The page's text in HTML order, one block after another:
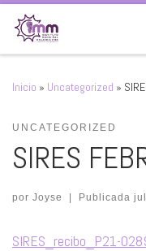
Saltar al contenido
Inicio » Uncategorized »
UNCATEGORIZED
SIRES
por Joyse | Publicada
SIRES_recibo_P21-